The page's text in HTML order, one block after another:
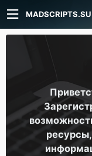
MADSCRIPTS.SU